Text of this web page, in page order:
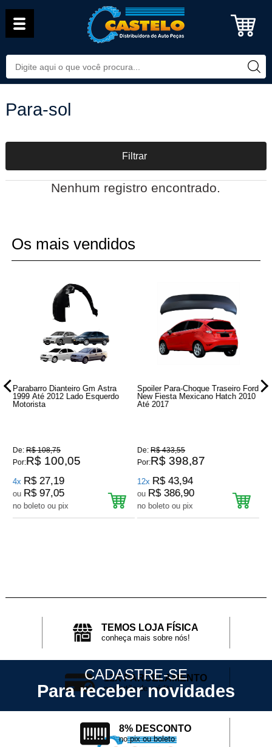
Para-sol
Filtrar
Nenhum registro encontrado.
Os mais vendidos
Parabarro Dianteiro Gm Astra
1999 Até 2012 Lado Esquerdo
Motorista
De:R$ 108,75
Por:R$ 100,05
4x R$ 27,19
ou R$ 97,05
no boleto ou pix
Spoiler Para-Choque Traseiro Ford
New Fiesta Mexicano Hatch 2010
Até 2017
De:R$ 433,55
Por:R$ 398,87
12x R$ 43,94
ou R$ 386,90
no boleto ou pix
TEMOS LOJA FÍSICA
conheça mais sobre nós!
12X PARCELAMENTO
no cartão de crédito
8% DESCONTO
no pix ou boleto
CADASTRE-SE
Para receber novidades